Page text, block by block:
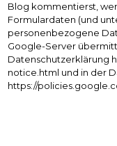
Blog kommentierst,
Formulardaten (und
personenbezogene
Google-Server
Datenschutzerklärung
notice.html und in der
https://